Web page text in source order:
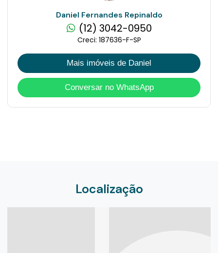
Daniel Fernandes Repinaldo
(12) 3042-0950
Creci: 187636-F-SP
Mais imóveis de Daniel
Conversar no WhatsApp
Localização